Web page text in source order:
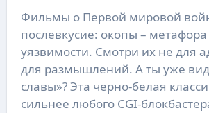
Фильмы о Первой мировой
послевкусие: окопы –
уязвимости. Смотри их не для
для размышлений. А ты уже
славы»? Эта черно-белая
сильнее любого CGI-